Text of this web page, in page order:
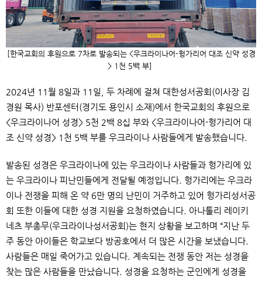
[한국교회의 후원으로 7차로 발송되는 <우크라이나어-헝가리어 대조 신약 성경
> 1 천 5백 부]
2024년 11월 8일과 11 일 두 차례에 걸쳐 대한성서공회 (이사장 김
경원 목사) 반포센터 (경기도 용인시 소재)에서 한국교회의 후원으로
<우크라이나어 성경> 5천 2백 8십 부와 <우크라이나어-헝가리어 대
조 신약 성경> 1 천 5백 부를 우크라이나 사람들에게 발송했습니다
발송된 성경은 우크라이나에 있는 우크라이나 사람들과 헝가리에 있
는 우크라이나 피난민들에게 전달될 예정입니다
헝가리에는 우크라
이나 전쟁을 피해 온 약 6만 명의 난민이 거주하고 있어 헝가리성서공
회 또한 이들에 대한 성경 지원을 요청하였습니다
아나톨리 레이키
네츠 부총무(우크라이나성서공회 )는 현지 상황을 보고하며 “지난 두
주 동안 아이들은 학교보다 방공호에서 더 많은 시간을 보냈습니다
사람들은 매일 죽어가고 있습니다
계속되는 전쟁 동안 저는 성경을
찾는 많은 사람들을 만났습니다
성경을 요청하는 군인에게 성경을